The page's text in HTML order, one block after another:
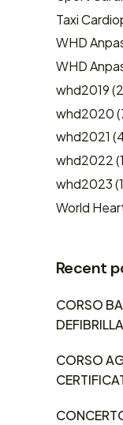
Taxi
WHD
WHD
whd2019
whd2020
whd2021
whd2022
whd2023
World
Recent
CORSO
CORSO